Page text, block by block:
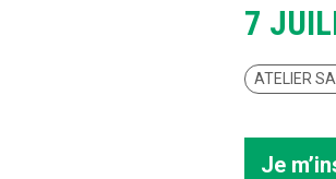
7
ATELIER
Je